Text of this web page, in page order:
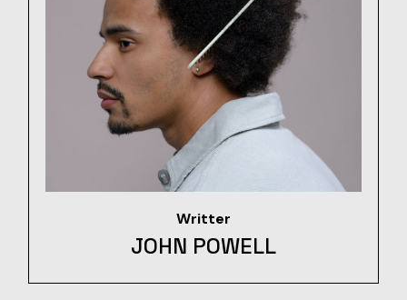
Writter
JOHN POWELL